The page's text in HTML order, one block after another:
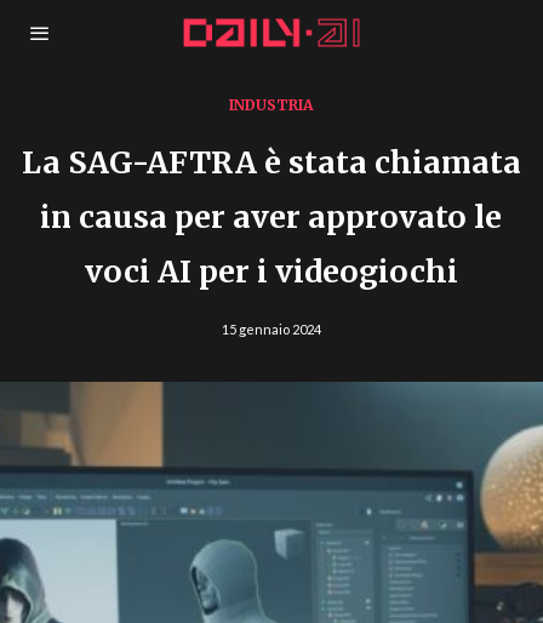
INDUSTRIA
La SAG-AFTRA è stata chiamata
in causa per aver approvato le
voci AI per i videogiochi
15 gennaio 2024